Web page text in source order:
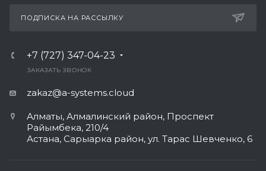
ПОДПИСКА НА РАССЫЛКУ
+7 (727) 347-04-23
ЗАКАЗАТЬ ЗВОНОК
zakaz@a-systems.cloud
Алматы, ​Алмалинский район, Проспект
Райымбека, 210/4
Астана, Сарыарка район, ул. Тарас Шевченко, 6​